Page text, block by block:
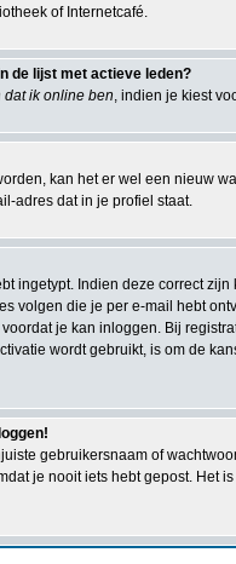
of Internetcafé.
de lijst met actieve leden?
ik online ben, indien je kiest
kan het er wel een nieuw
adres dat in je profiel staat.
ingetypt. Indien deze correct
volgen die je per e-mail hebt
je kan inloggen. Bij
wordt gebruikt, is om de
gebruikersnaam of
je nooit iets hebt gepost.